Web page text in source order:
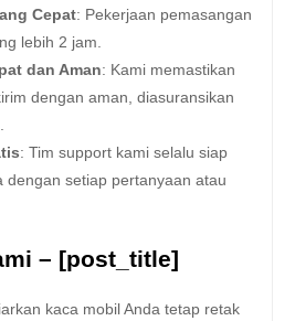
Cepat: Pekerjaan pemasangan
lebih 2 jam.
dan Aman: Kami memastikan
dengan aman, diasuransikan
: Tim support kami selalu siap
dengan setiap pertanyaan atau
– [post_title]
kaca mobil Anda tetap retak